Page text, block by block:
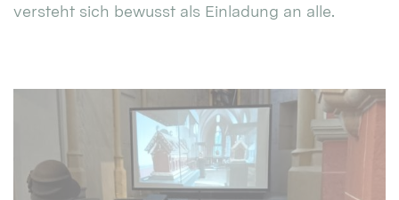
versteht sich bewusst als Einladung an alle.